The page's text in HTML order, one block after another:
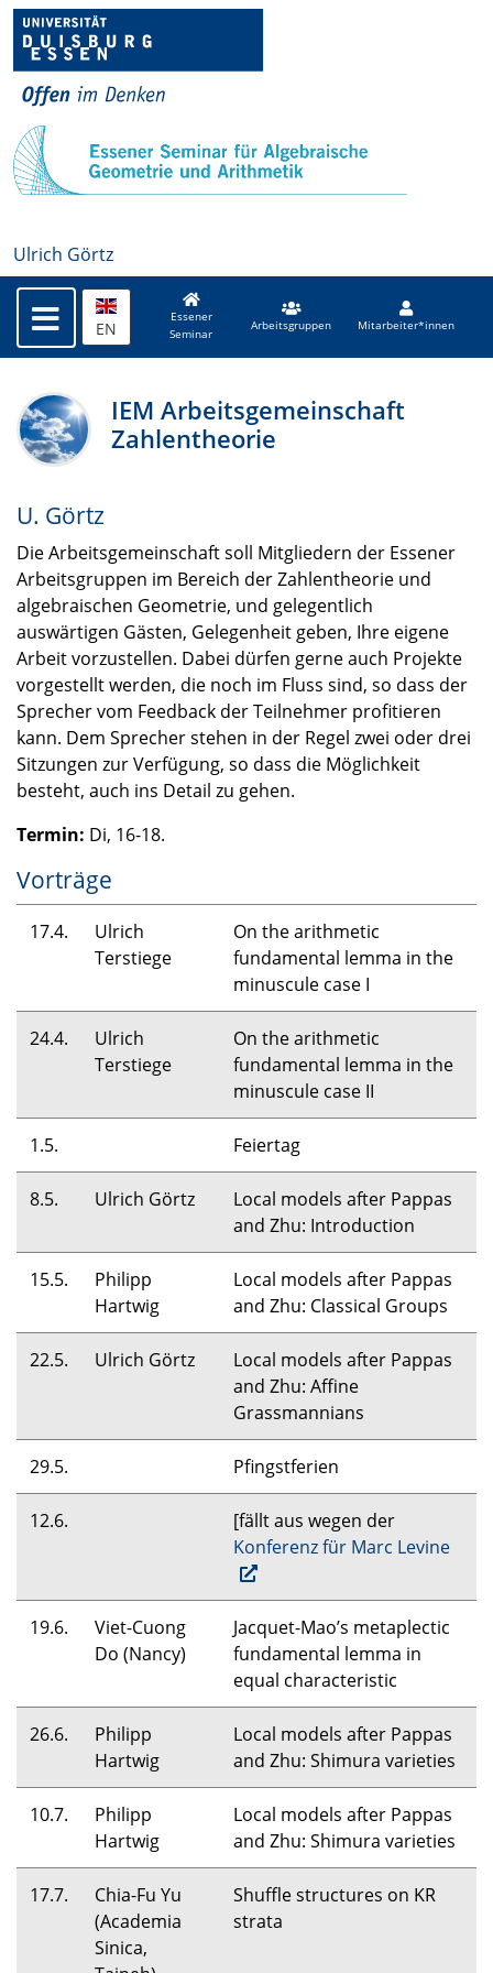
Ulrich Görtz
EN
Essener
Seminar
Arbeitsgruppen Mitarbeiter*innen
IEM Arbeitsgemeinschaft
Zahlentheorie
U. Görtz
Die Arbeitsgemeinschaft soll Mitgliedern der Essener
Arbeitsgruppen im Bereich der Zahlentheorie und
algebraischen Geometrie, und gelegentlich
auswärtigen Gästen, Gelegenheit geben, Ihre eigene
Arbeit vorzustellen. Dabei dürfen gerne auch Projekte
vorgestellt werden, die noch im Fluss sind, so dass der
Sprecher vom Feedback der Teilnehmer profitieren
kann. Dem Sprecher stehen in der Regel zwei oder drei
Sitzungen zur Verfügung, so dass die Möglichkeit
besteht, auch ins Detail zu gehen.
Termin: Di, 16-18.
Vorträge
17.4.
Ulrich
Terstiege
On the arithmetic
fundamental lemma in the
minuscule case I
24.4.
Ulrich
Terstiege
On the arithmetic
fundamental lemma in the
minuscule case II
1.5. Feiertag
8.5. Ulrich Görtz
Local models after Pappas
and Zhu: Introduction
15.5.
Philipp
Hartwig
Local models after Pappas
and Zhu: Classical Groups
22.5. Ulrich Görtz
Local models after Pappas
and Zhu: Affine
Grassmannians
29.5. Pfingstferien
12.6.
[fällt aus wegen der
Konferenz für Marc Levine
19.6.
Viet-Cuong
Do (Nancy)
Jacquet-Mao’s metaplectic
fundamental lemma in
equal characteristic
26.6.
Philipp
Hartwig
Local models after Pappas
and Zhu: Shimura varieties
10.7.
Philipp
Hartwig
Local models after Pappas
and Zhu: Shimura varieties
17.7.
Chia-Fu Yu
(Academia
Sinica,
Shuffle structures on KR
strata